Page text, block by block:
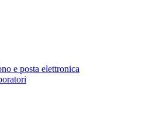
e posta elettronica